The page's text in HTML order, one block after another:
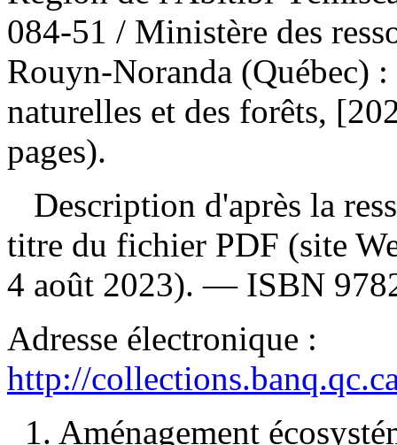
084-51 / Ministère des
Rouyn-Noranda (Québec)
naturelles et des forêts,
pages).
Description d'après la
titre du fichier PDF (site
4 août 2023). — ISBN
Adresse électronique :
http://
1. Aménagement